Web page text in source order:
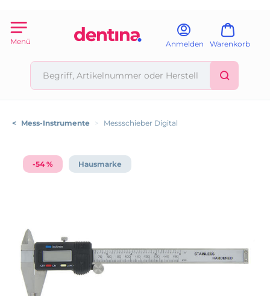
Menü Anmelden Warenkorb
< Mess-Instrumente > Messschieber Digital
-54 % Hausmarke